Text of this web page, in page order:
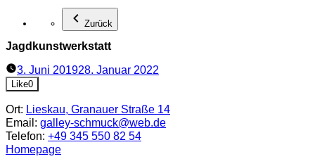
Zurück
Jagdkunstwerkstatt
3. Juni 201928. Januar 2022
Like0
Ort: Lieskau, Granauer Straße 14
Email: galley-schmuck@web.de
Telefon: +49 345 550 82 54
Homepage